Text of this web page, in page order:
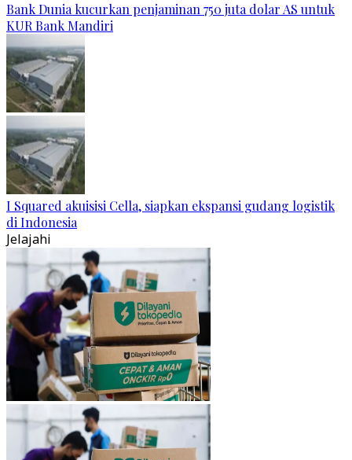
Bank Dunia kucurkan penjaminan 750 juta dolar AS untuk
KUR Bank Mandiri
I Squared akuisisi Cella, siapkan ekspansi gudang logistik
di Indonesia
Jelajahi